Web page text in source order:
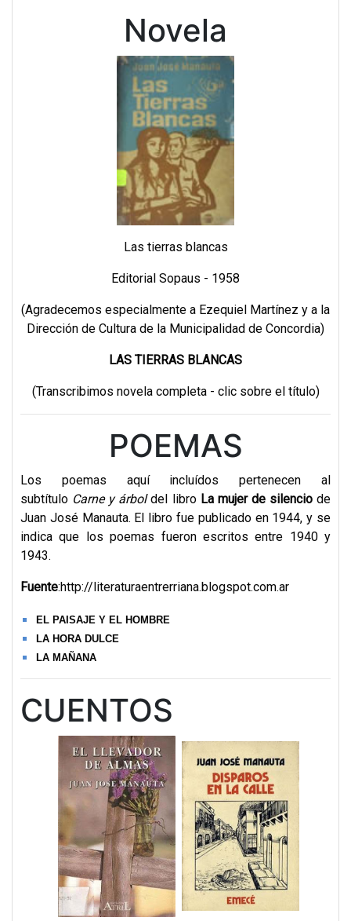
Novela
Las tierras blancas
Editorial Sopaus - 1958
(Agradecemos especialmente a Ezequiel Martínez y a la
Dirección de Cultura de la Municipalidad de Concordia)
LAS TIERRAS BLANCAS
(Transcribimos novela completa - clic sobre el título)
POEMAS
Los poemas aquí incluídos pertenecen al
subtítulo Carne y árboldel libro La mujer de silenciode
Juan José Manauta. El libro fue publicado en 1944, y se
indica que los poemas fueron escritos entre 1940 y
1943.
Fuente:http://literaturaentrerriana.blogspot.com.ar
EL PAISAJE Y EL HOMBRE
LA HORA DULCE
LA MAÑANA
CUENTOS